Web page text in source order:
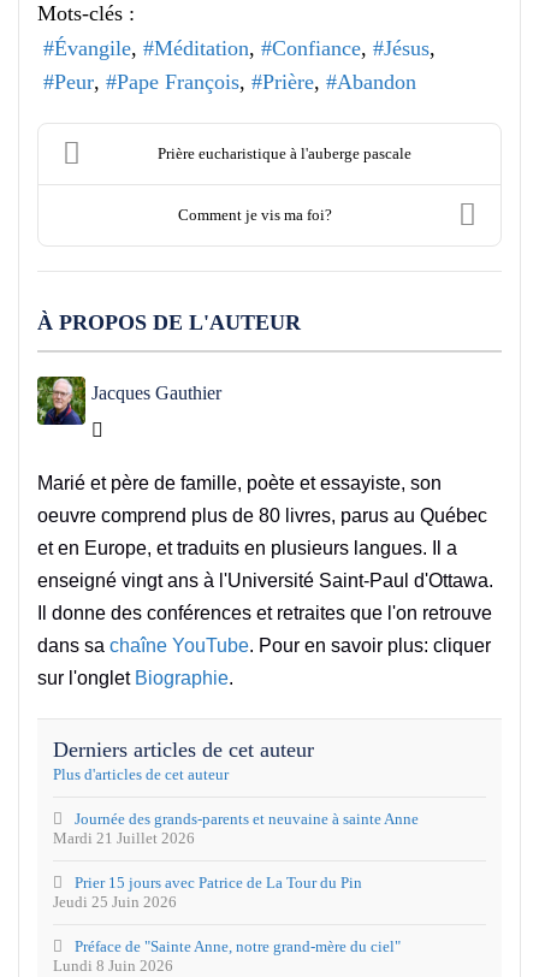
Mots-clés :
Évangile
Méditation Confiance
Jésus
Peur
Pape François Prière Abandon
Prière eucharistique à l'auberge pascale
Comment je vis ma foi?
À PROPOS DE L'AUTEUR
Jacques Gauthier
Marié et père de famille, poète et essayiste, son
oeuvre comprend plus de 80 livres, parus au Québec
et en Europe, et traduits en plusieurs langues. Il a
enseigné vingt ans à l'Université Saint-Paul d'Ottawa.
Il donne des conférences et retraites que l'on retrouve
dans sa chaîne YouTube. Pour en savoir plus: cliquer
sur l'onglet Biographie.
Derniers articles de cet auteur
Plus d'articles de cet auteur
Mardi 21 Juillet 2026
Journée des grands-parents et neuvaine à sainte Anne
Jeudi 25 Juin 2026
Prier 15 jours avec Patrice de La Tour du Pin
Lundi 8 Juin 2026
Préface de "Sainte Anne, notre grand-mère du ciel"